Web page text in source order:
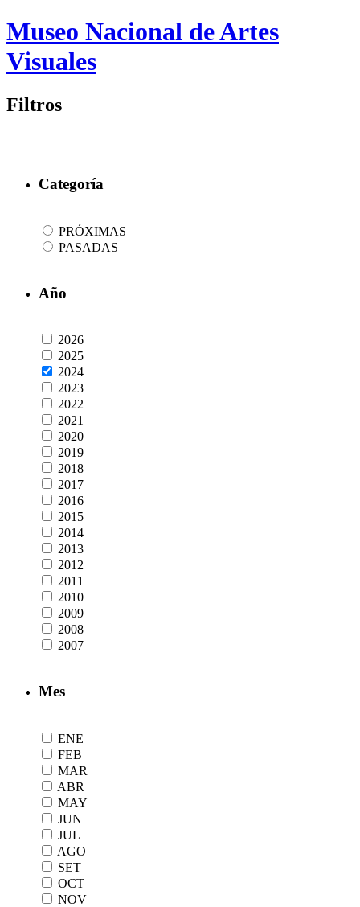
Logo
MNAV
Museo Nacional de Artes
Visuales
Filtros
Categoría
PRÓXIMAS
PASADAS
Año
2026
2025
2024
2023
2022
2021
2020
2019
2018
2017
2016
2015
2014
2013
2012
2011
2010
2009
2008
2007
Mes
ENE
FEB
MAR
ABR
MAY
JUN
JUL
AGO
SET
OCT
NOV